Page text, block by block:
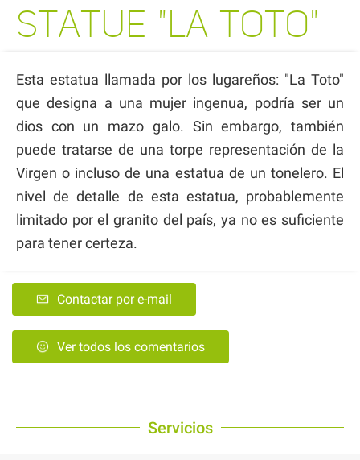
STATUE "LA TOTO"
Esta estatua llamada por los lugareños: "La Toto"
que designa a una mujer ingenua, podría ser un
dios con un mazo galo. Sin embargo, también
puede tratarse de una torpe representación de la
Virgen o incluso de una estatua de un tonelero. El
nivel de detalle de esta estatua, probablemente
limitado por el granito del país, ya no es suficiente
para tener certeza.
Contactar por e-mail
Ver todos los comentarios
Servicios